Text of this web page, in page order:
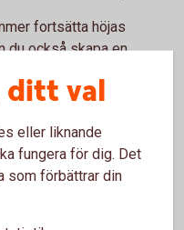
fortsätta höjas
du också skapa en
koll på
många inte tänker på
Se till att din
ditt val
eller liknande
fungera för dig. Det
som förbättrar din